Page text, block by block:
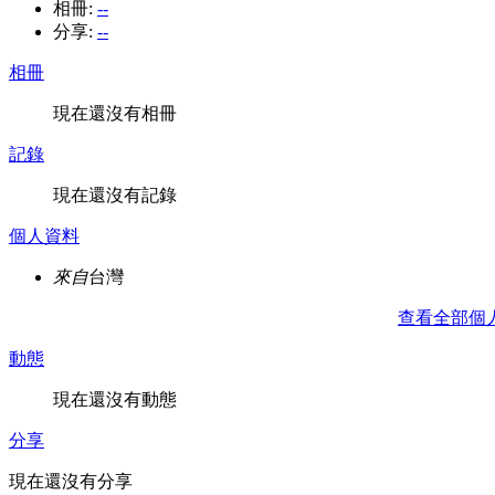
相冊: --
分享: --
相冊
現在還沒有相冊
記錄
現在還沒有記錄
個人資料
來自台灣
查看全部個
動態
現在還沒有動態
分享
現在還沒有分享